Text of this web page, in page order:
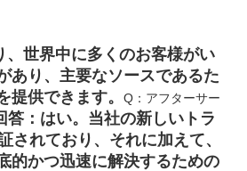
、世界中に多くのお客様がい
あり、主要なソースであるた
提供できます。
Q：アフターサー
答：はい。当社の新しいトラ
されており、それに加えて、
的かつ迅速に解決するための